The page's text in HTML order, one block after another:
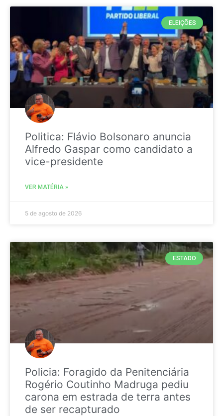
ELEIÇÕES
Politica: Flávio Bolsonaro anuncia
Alfredo Gaspar como candidato a
vice-presidente
VER MATÉRIA »
5 de agosto de 2026
ESTADO
Policia: Foragido da Penitenciária
Rogério Coutinho Madruga pediu
carona em estrada de terra antes
de ser recapturado